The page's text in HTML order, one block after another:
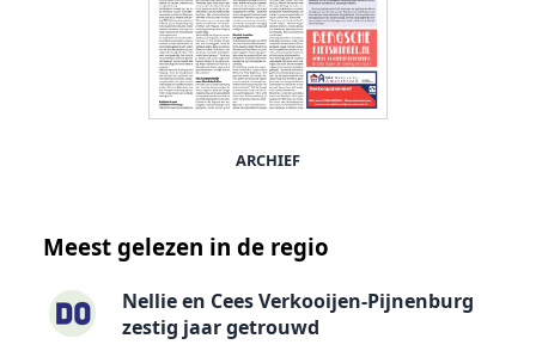
ARCHIEF
Meest gelezen in de regio
Nellie en Cees Verkooijen-Pijnenburg
zestig jaar getrouwd